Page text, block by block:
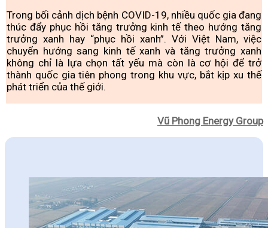
Trong bối cảnh dịch bệnh COVID-19, nhiều quốc gia đang
thúc đẩy phục hồi tăng trưởng kinh tế theo hướng tăng
trưởng xanh hay “phục hồi xanh”. Với Việt Nam, việc
chuyển hướng sang kinh tế xanh và tăng trưởng xanh
không chỉ là lựa chọn tất yếu mà còn là cơ hội để trở
thành quốc gia tiên phong trong khu vực, bắt kịp xu thế
phát triển của thế giới.
Vũ Phong Energy Group